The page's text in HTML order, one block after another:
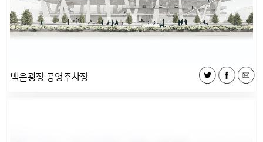
백운광장 공영주차장